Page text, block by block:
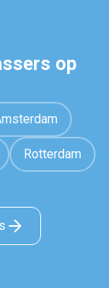
op
Rotterdam